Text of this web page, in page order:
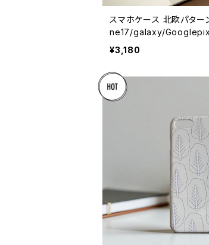
スマホケース 北欧パター
ne17/galaxy/
スカラー おしゃれ 個性的
ンフラワー グレイ】
¥3,180